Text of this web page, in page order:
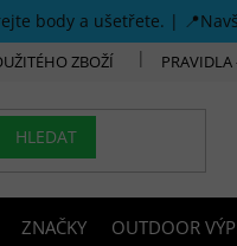
body a ušetřete. |
ZBOŽÍ PRAVIDLA
HLEDAT
ZNAČKY OUTDOOR